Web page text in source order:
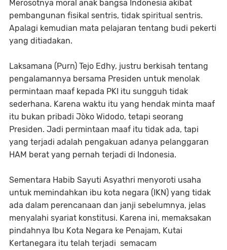
Merosotnya moral anak bangsa Indonesia akibat
pembangunan fisikal sentris, tidak spiritual sentris.
Apalagi kemudian mata pelajaran tentang budi pekerti
yang ditiadakan.
Laksamana (Purn) Tejo Edhy, justru berkisah tentang
pengalamannya bersama Presiden untuk menolak
permintaan maaf kepada PKI itu sungguh tidak
sederhana. Karena waktu itu yang hendak minta maaf
itu bukan pribadi Jòko Widodo, tetapi seorang
Presiden. Jadi permintaan maaf itu tidak ada, tapi
yang terjadi adalah pengakuan adanya pelanggaran
HAM berat yang pernah terjadi di Indonesia.
Sementara Habib Sayuti Asyathri menyoroti usaha
untuk memindahkan ibu kota negara (IKN) yang tidak
ada dalam perencanaan dan janji sebelumnya, jelas
menyalahi syariat konstitusi. Karena ini, memaksakan
pindahnya Ibu Kota Negara ke Penajam, Kutai
Kertanegara itu telah terjadi semacam